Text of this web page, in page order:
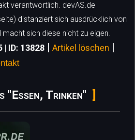
verantwortlich. devAS.de
distanziert sich ausdrücklich von
macht sich diese nicht zu eigen.
| ID: 13828 Artikel löschen
"Essen, Trinken"